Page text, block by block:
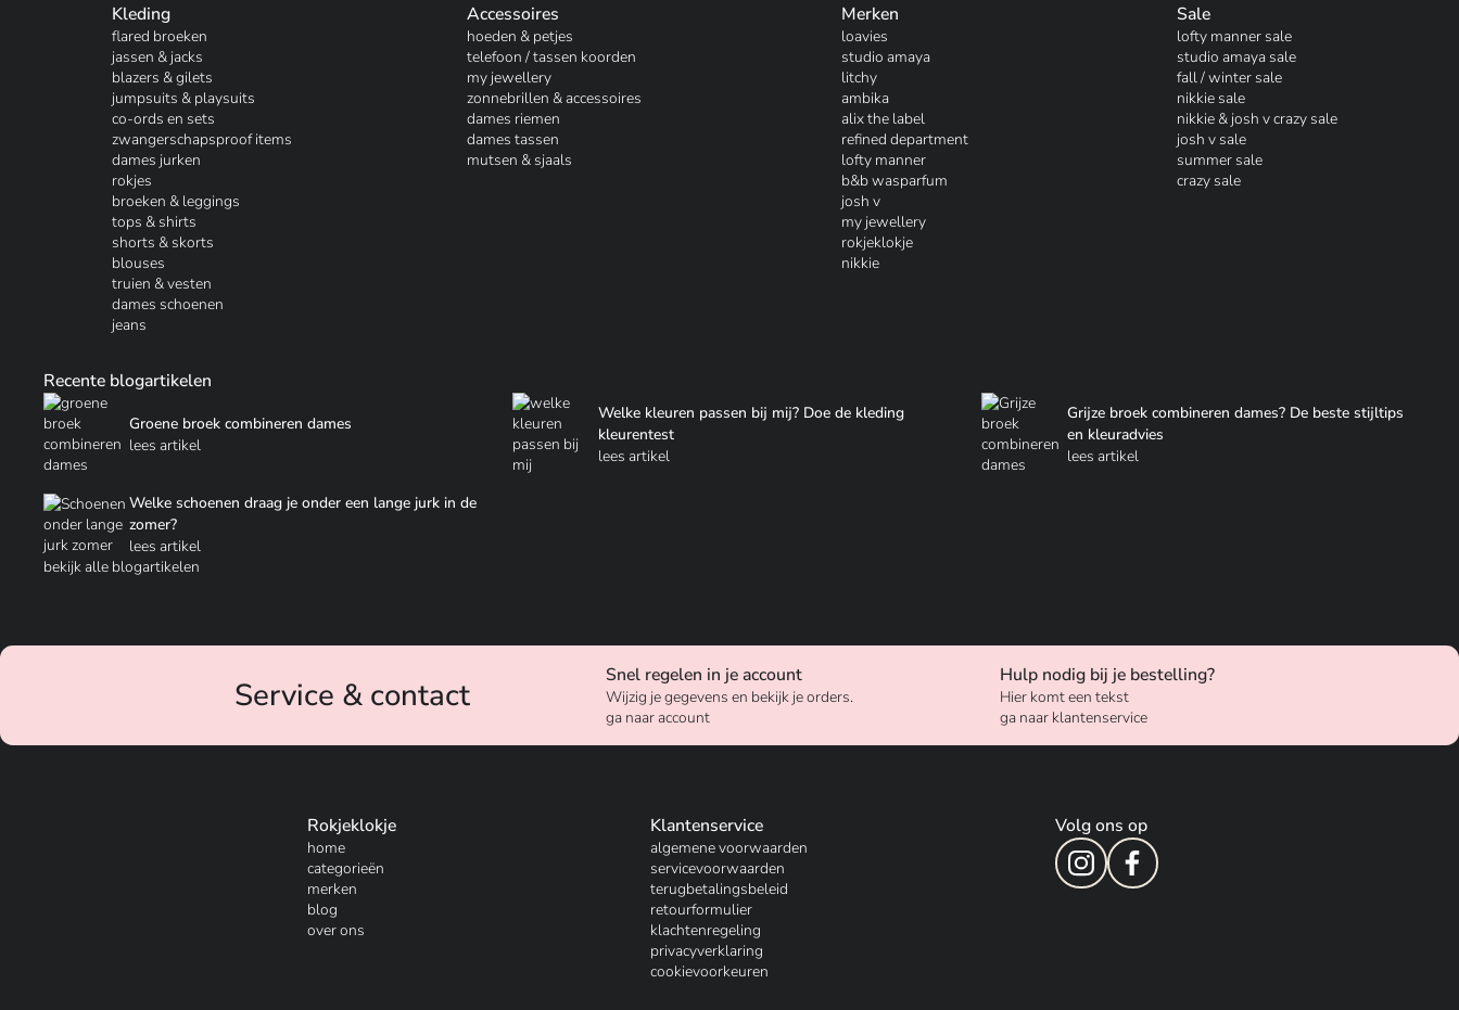
Kleding
flared broeken
jassen & jacks
blazers & gilets
jumpsuits & playsuits
co-ords en sets
zwangerschapsproof items
dames jurken
rokjes
broeken & leggings
tops & shirts
shorts & skorts
blouses
truien & vesten
dames schoenen
jeans
Accessoires
hoeden & petjes
telefoon / tassen koorden
my jewellery
zonnebrillen & accessoires
dames riemen
dames tassen
mutsen & sjaals
Merken
loavies
studio amaya
litchy
ambika
alix the label
refined department
lofty manner
b&b wasparfum
josh v
my jewellery
rokjeklokje
nikkie
Sale
lofty manner sale
studio amaya sale
fall / winter sale
nikkie sale
nikkie & josh v crazy sale
josh v sale
summer sale
crazy sale
Recente blogartikelen
Groene broek combineren dames
lees artikel
Welke kleuren passen bij mij? Doe de kleding
kleurentest
lees artikel
Grijze broek combineren dames? De beste stijltips
en kleuradvies
lees artikel
Welke schoenen draag je onder een lange jurk in de
zomer?
lees artikel
bekijk alle blogartikelen
Service & contact Snel regelen in je account
Wijzig je gegevens en bekijk je orders.
ga naar account
Hulp nodig bij je bestelling?
Hier komt een tekst
ga naar klantenservice
Rokjeklokje
home
categorieën
merken
blog
over ons
Klantenservice
algemene voorwaarden
servicevoorwaarden
terugbetalingsbeleid
retourformulier
klachtenregeling
privacyverklaring
cookievoorkeuren
Volg ons op